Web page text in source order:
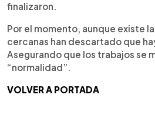
finalizaron.
Por el momento, aunque existe
cercanas han descartado que
Asegurando que los trabajos se
“normalidad”.
VOLVER A PORTADA